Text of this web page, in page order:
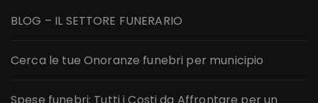
BLOG – IL SETTORE FUNERARIO
Cerca le tue Onoranze funebri per municipio